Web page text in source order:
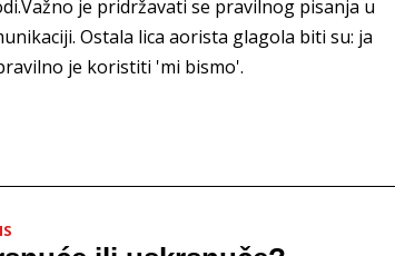
je pridržavati se pravilnog pisanja u
Ostala lica aorista glagola biti su: ja
je koristiti 'mi bismo'.